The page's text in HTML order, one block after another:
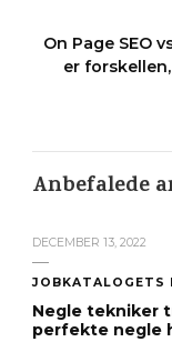
On Page SEO
er
Anbefalede
DECEMBER 13, 2022
JOBKATALOGETS
Negle tekniker
perfekte negle